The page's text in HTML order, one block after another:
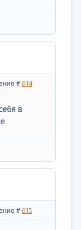
#614
в
#615